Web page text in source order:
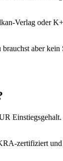
Verlag oder
aber
zertifiziert